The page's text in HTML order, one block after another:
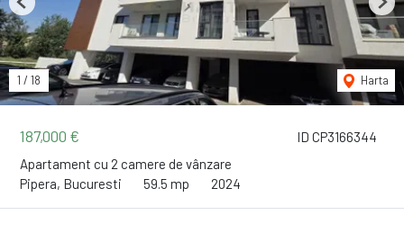
ID CP3166344
187,000 €
Apartament cu 2 camere de vânzare
Pipera, Bucuresti
59.5 mp 2024
1 / 18 Harta
Previous Next